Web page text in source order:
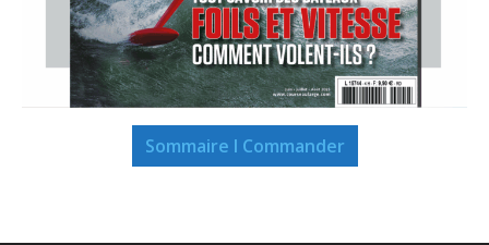
Sommaire I Commander